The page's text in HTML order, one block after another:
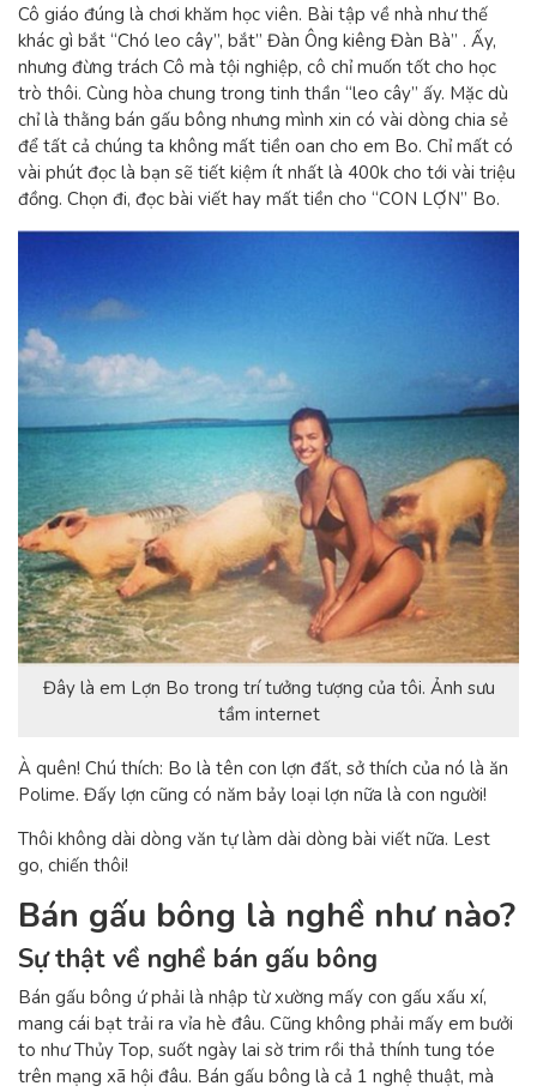
Cô giáo đúng là chơi khăm học viên. Bài tập về nhà như thế
khác gì bắt “Chó leo cây”, bắt” Đàn Ông kiêng Đàn Bà” . Ấy,
nhưng đừng trách Cô mà tội nghiệp, cô chỉ muốn tốt cho học
trò thôi. Cùng hòa chung trong tinh thần “leo cây” ấy. Mặc dù
chỉ là thằng bán gấu bông nhưng mình xin có vài dòng chia sẻ
để tất cả chúng ta không mất tiền oan cho em Bo. Chỉ mất có
vài phút đọc là bạn sẽ tiết kiệm ít nhất là 400k cho tới vài triệu
đồng. Chọn đi, đọc bài viết hay mất tiền cho “CON LỢN” Bo.
Đây là em Lợn Bo trong trí tưởng tượng của tôi. Ảnh sưu
tầm internet
À quên! Chú thích: Bo là tên con lợn đất, sở thích của nó là ăn
Polime. Đấy lợn cũng có năm bảy loại lợn nữa là con người!
Thôi không dài dòng văn tự làm dài dòng bài viết nữa. Lest
go, chiến thôi!
Bán gấu bông là nghề như nào?
Sự thật về nghề bán gấu bông
Bán gấu bông ứ phải là nhập từ xường mấy con gấu xấu xí,
mang cái bạt trải ra vỉa hè đâu. Cũng không phải mấy em bưởi
to như Thủy Top, suốt ngày lai sờ trim rồi thả thính tung tóe
trên mạng xã hội đâu. Bán gấu bông là cả 1 nghệ thuật, mà